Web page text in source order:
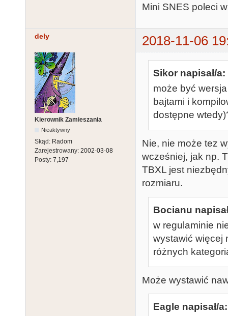
Mini SNES poleci
dely 2018-11-06
Kierownik Zamieszania
Nieaktywny
Skąd: Radom
Zarejestrowany: 2002-03-08
Posty: 7,197
Sikor napisał/a:
może być
bajtami i
dostępne
Nie, nie może tez
wcześniej, jak np.
TBXL jest
rozmiaru.
Bocianu
w regulaminie
wystawić więcej
różnych
Może wystawić
Eagle napisał/a: